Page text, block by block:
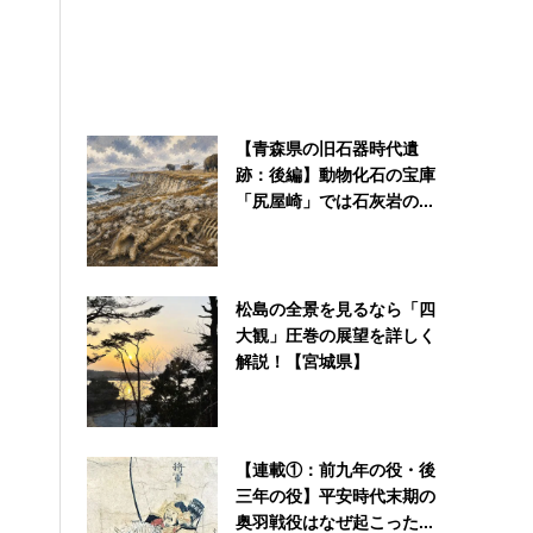
【青森県の旧石器時代遺
跡：後編】動物化石の宝庫
「尻屋崎」では石灰岩の...
松島の全景を見るなら「四
大観」圧巻の展望を詳しく
解説！【宮城県】
【連載①：前九年の役・後
三年の役】平安時代末期の
奥羽戦役はなぜ起こった...